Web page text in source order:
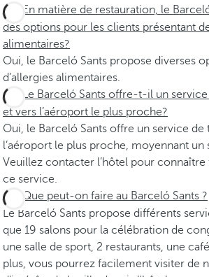
En matière de restauration, le
des options pour les clients présentant
alimentaires?
Oui, le Barceló Sants propose diverses
d’allergies alimentaires.
Le Barceló Sants offre-t-il un
et vers l’aéroport le plus proche?
Oui, le Barceló Sants offre un service de
l’aéroport le plus proche, moyennant un
Veuillez contacter l’hôtel pour connaître
ce service.
Que peut-on faire au Barceló Sants ?
Le Barceló Sants propose différents
que 19 salons pour la célébration de
une salle de sport, 2 restaurants, une
plus, vous pourrez facilement visiter de